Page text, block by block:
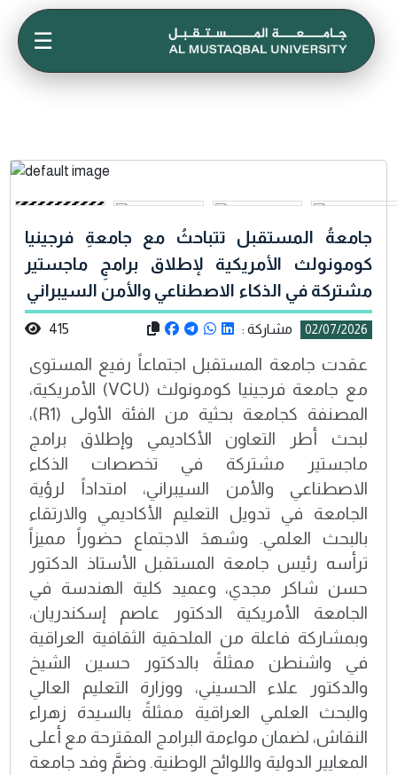
☰
جامعةُ المستقبل تتباحثُ مع جامعةِ فرجينيا
كومونولث الأمريكية لإطلاق برامجِ ماجستير
مشتركة في الذكاء الاصطناعي والأمن السيبراني
02/07/2026 مشاركة : 415
عقدت جامعة المستقبل اجتماعاً رفيع المستوى
مع جامعة فرجينيا كومونولث (VCU) الأمريكية،
المصنفة كجامعة بحثية من الفئة الأولى (R1)،
لبحث أطر التعاون الأكاديمي وإطلاق برامج
ماجستير مشتركة في تخصصات الذكاء
الاصطناعي والأمن السيبراني، امتداداً لرؤية
الجامعة في تدويل التعليم الأكاديمي والارتقاء
بالبحث العلمي. وشهدَ الاجتماع حضوراً مميزاً
ترأسه رئيس جامعة المستقبل الأستاذ الدكتور
حسن شاكر مجدي، وعميد كلية الهندسة في
الجامعة الأمريكية الدكتور عاصم إسكندريان،
وبمشاركة فاعلة من الملحقية الثقافية العراقية
في واشنطن ممثلةً بالدكتور حسين الشيخ
والدكتور علاء الحسيني، ووزارة التعليم العالي
والبحث العلمي العراقية ممثلةً بالسيدة زهراء
النقاش، لضمان مواءمة البرامج المقترحة مع أعلى
المعايير الدولية واللوائح الوطنية. وضمَّ وفد جامعة